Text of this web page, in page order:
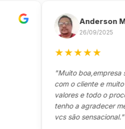
Anderson
26/09/2025
★★★
"Muito boa,empresa séria
com o cliente e muito
valores e todo o processo
tenho a agradecer
vcs são sensacional."